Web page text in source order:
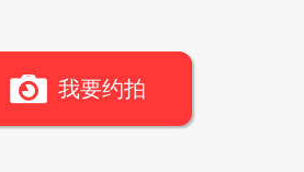
我要约拍